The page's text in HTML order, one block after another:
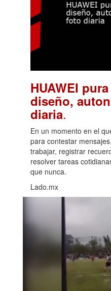
HUAWEI
diseño,
diaria.
En un momento en el
para contestar
trabajar, registrar
resolver tareas
que nunca.
Lado.mx